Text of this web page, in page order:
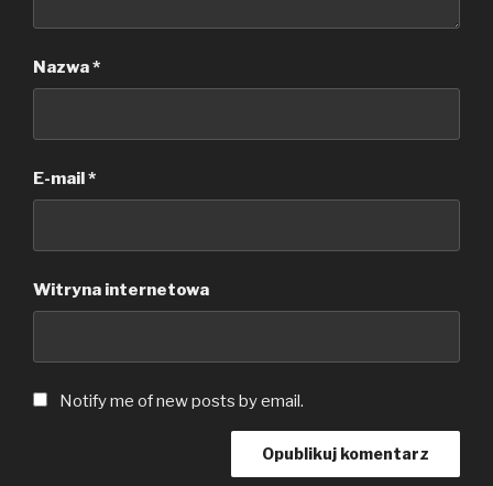
Nazwa*
E-mail*
Witryna internetowa
Notify me of new posts by email.